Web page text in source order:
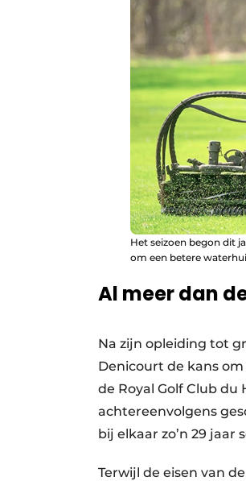
Het seizoen begon dit
om een betere
Al meer dan
Na zijn opleiding tot
Denicourt de kans
de Royal Golf Club
achtereenvolgens
bij elkaar zo’n 29 jaar
Terwijl de eisen van